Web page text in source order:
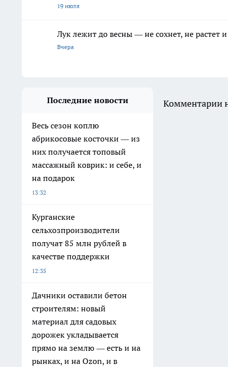
19 июля
Лук лежит до весны — не сохнет, не
Вчера
Последние новости
Весь сезон коплю
абрикосовые косточки — из
них получается топовый
массажный коврик: и себе, и
на подарок
13:32
Курганские
сельхозпроизводители
получат 85 млн рублей в
качестве поддержки
12:35
Дачники оставили бетон
строителям: новый
материал для садовых
дорожек укладывается
прямо на землю — есть и на
рынках, и на Ozon, и в
Комментарии